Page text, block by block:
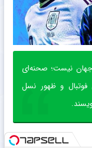
۴۸ تیم از سراسر جهان نیست؛ صحنه‌ای
فوتبال و ظهور نسل